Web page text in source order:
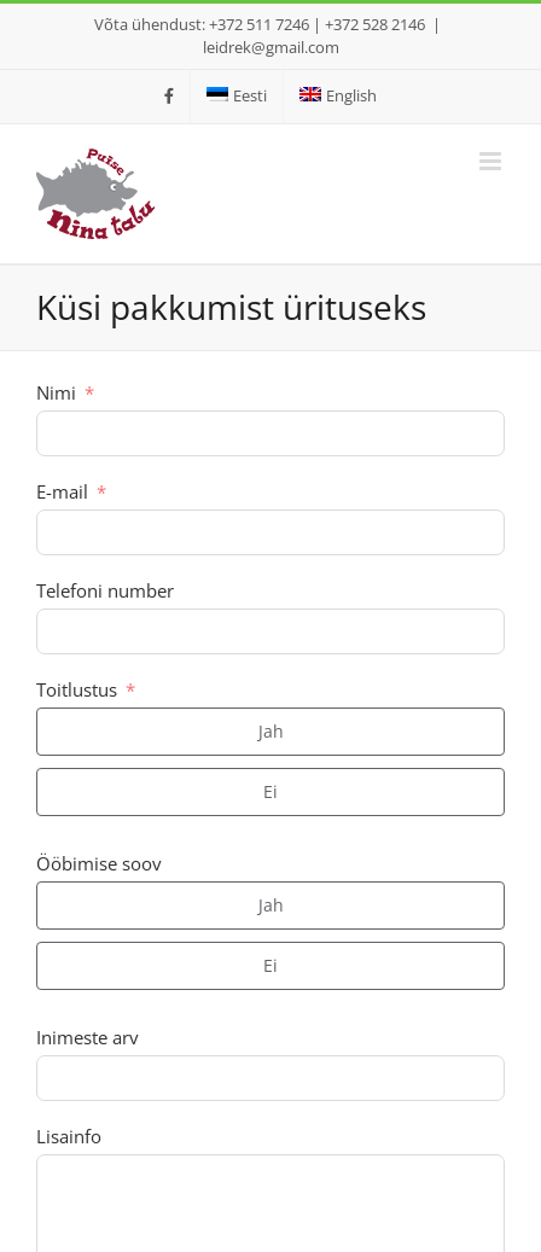
Skip
Võta ühendust: +372 511 7246 | +372 528 2146 |
leidrek@gmail.com
Eesti English
Küsi pakkumist ürituseks
Nimi
E-mail
Telefoni number
Toitlustus
Jah
Ei
Ööbimise soov
Jah
Ei
Inimeste arv
Lisainfo